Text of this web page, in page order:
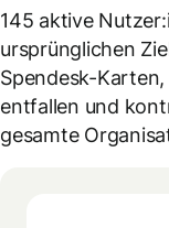
145 aktive
ursprünglichen
Spendesk-
entfallen und
gesamte